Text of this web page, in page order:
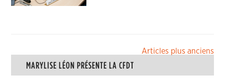
Navigation
des
Articles plus anciens
MARYLISE LÉON PRÉSENTE LA CFDT